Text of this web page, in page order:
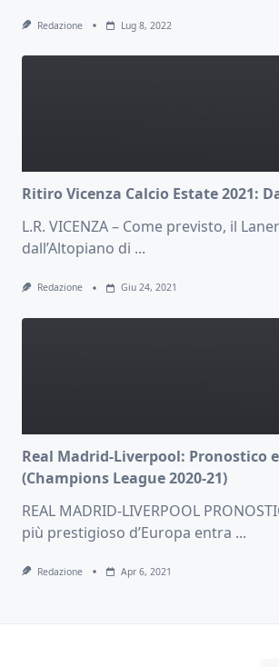
Redazione Lug 8, 2022
Ritiro Vicenza Calcio Estate 2021:
L.R. VICENZA – Come previsto, il
dall’Altopiano di ...
Redazione Giu 24, 2021
Real Madrid-Liverpool: Pronostico
(Champions League 2020-21)
REAL MADRID-LIVERPOOL
più prestigioso d’Europa entra ...
Redazione Apr 6, 2021